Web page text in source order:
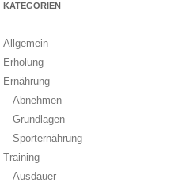
KATEGORIEN
Allgemein
Erholung
Ernährung
Abnehmen
Grundlagen
Sporternährung
Training
Ausdauer